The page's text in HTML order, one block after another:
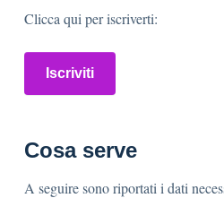
Clicca qui per iscriverti:
Iscriviti
Cosa serve
A seguire sono riportati i dati